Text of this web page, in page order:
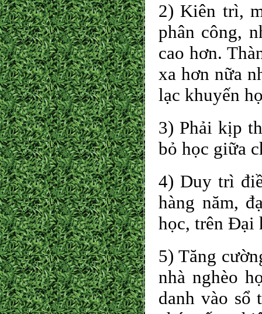
2) Kiên trì,
phân công,
cao hơn.
xa hơn nữa
lạc khuyến
3) Phải kịp
bỏ học giữa
4) Duy trì
hàng năm,
học, trên Đại
5) Tăng
nhà nghèo
danh vào sổ